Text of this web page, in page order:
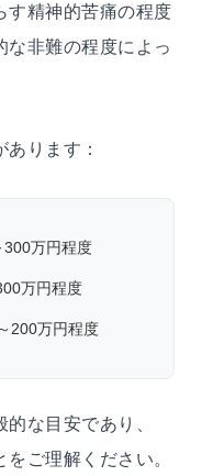
す精神的苦痛の程度
な非難の程度によっ
ります：
300万円程度
万円程度
200万円程度
な目安であり、
ご理解ください。